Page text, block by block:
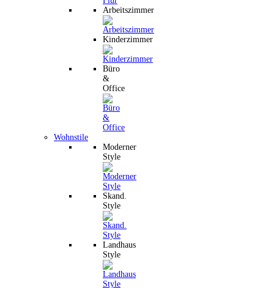
Arbeitszimmer
Kinderzimmer
Büro
&
Office
Wohnstile
Moderner
Style
Skand.
Style
Landhaus
Style